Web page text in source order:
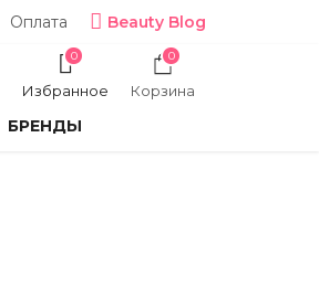
Оплата Beauty Blog
0
Избранное
0
Корзина
БРЕНДЫ